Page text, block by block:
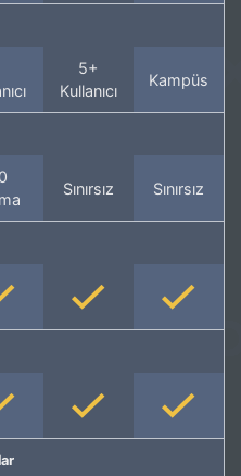
5+
Kullanıcı
Kampüs
Sınırsız Sınırsız